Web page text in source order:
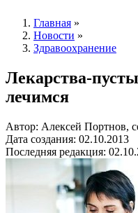
Главная »
Новости »
Здравоохранение
Лекарства-
лечимся
Автор: Алексей Портнов,
Дата создания: 02.10.2013
Последняя редакция: